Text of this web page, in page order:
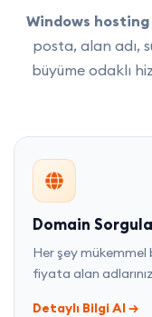
Windows hosting
posta, alan adı,
büyüme odaklı
Domain
Her şey mükemmel
fiyata alan
Detaylı Bilgi Al→